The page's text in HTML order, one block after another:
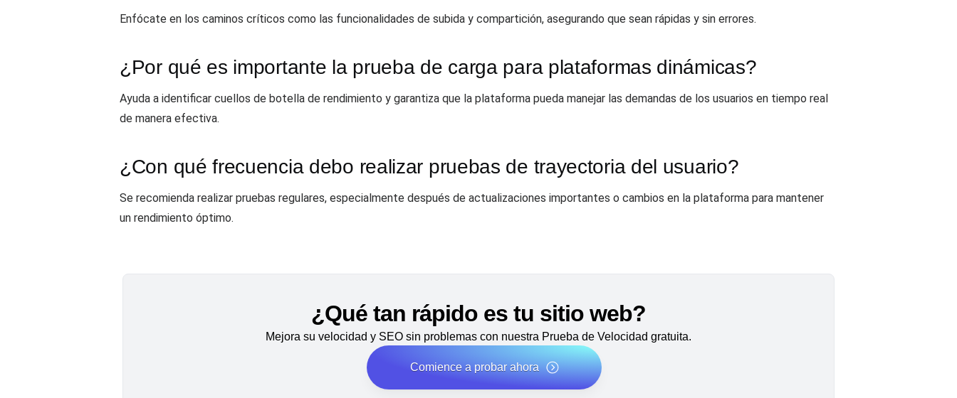
Enfócate en los caminos críticos como las funcionalidades de subida y compartición, asegurando que sean rápidas y sin errores.
¿Por qué es importante la prueba de carga para plataformas dinámicas?
Ayuda a identificar cuellos de botella de rendimiento y garantiza que la plataforma pueda manejar las demandas de los usuarios en tiempo real
de manera efectiva.
¿Con qué frecuencia debo realizar pruebas de trayectoria del usuario?
Se recomienda realizar pruebas regulares, especialmente después de actualizaciones importantes o cambios en la plataforma para mantener
un rendimiento óptimo.
¿Qué tan rápido es tu sitio web?
Mejora su velocidad y SEO sin problemas con nuestra Prueba de Velocidad gratuita.
Comience a probar ahora